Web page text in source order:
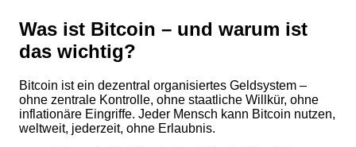
Was ist Bitcoin – und warum ist
das wichtig?
Bitcoin ist ein dezentral organisiertes Geldsystem –
ohne zentrale Kontrolle, ohne staatliche Willkür, ohne
inflationäre Eingriffe. Jeder Mensch kann Bitcoin nutzen,
weltweit, jederzeit, ohne Erlaubnis.